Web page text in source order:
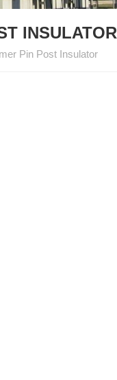
INSULATOR
Pin Post Insulator